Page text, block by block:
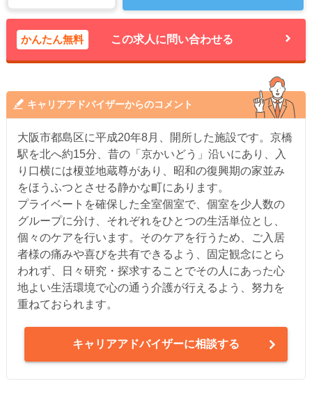
かんたん無料 この求人に問い合わせる
キャリアアドバイザーからのコメント
大阪市都島区に平成20年8月、開所した施設です。京橋
駅を北へ約15分、昔の「京かいどう」沿いにあり、入
り口横には榎並地蔵尊があり、昭和の復興期の家並み
をほうふつとさせる静かな町にあります。
プライベートを確保した全室個室で、個室を少人数の
グループに分け、それぞれをひとつの生活単位とし、
個々のケアを行います。そのケアを行うため、ご入居
者様の痛みや喜びを共有できるよう、固定観念にとら
われず、日々研究・探求することでその人にあった心
地よい生活環境で心の通う介護が行えるよう、努力を
重ねておられます。
キャリアアドバイザーに相談する